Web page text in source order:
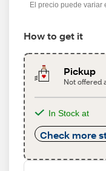
El precio puede variar
How to get it
Pickup
Not offered
In Stock at
Check more